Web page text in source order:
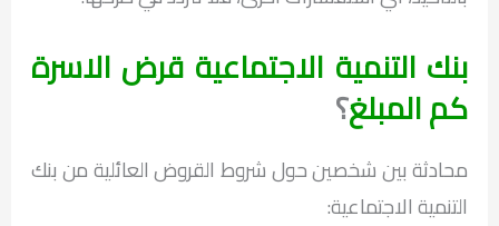
بنك التنمية الاجتماعية قرض الاسرة
كم المبلغ؟
محادثة بين شخصين حول شروط القروض العائلية من بنك
التنمية الاجتماعية: